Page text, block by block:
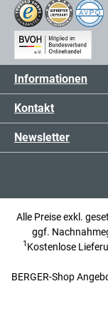
Informationen
Kontakt
Newsletter
Alle Preise exkl.
ggf.
1 Kostenlose
BERGER-Shop